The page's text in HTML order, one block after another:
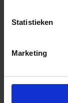
Statistieken
Marketing
Foto’s